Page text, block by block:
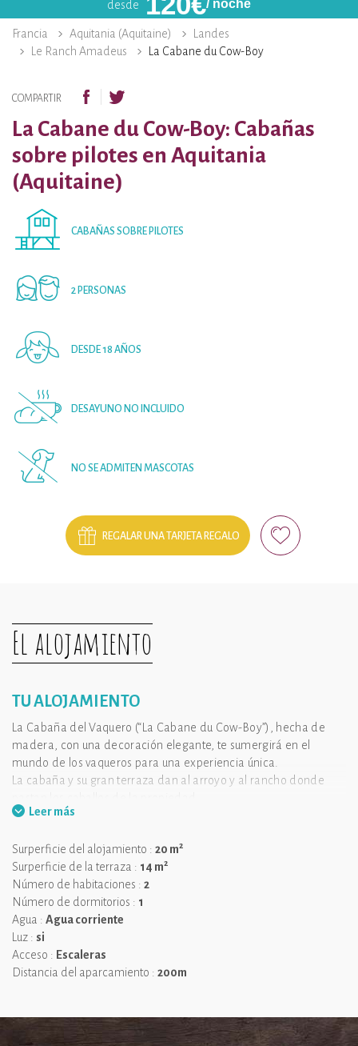
desde / noche
Francia Aquitania (Aquitaine)
Landes
Le Ranch Amadeus
La Cabane du Cow-Boy
COMPARTIR
La Cabane du Cow-Boy: Cabañas
sobre pilotes en Aquitania
(Aquitaine)
CABAÑAS SOBRE PILOTES
2 PERSONAS
DESDE 18 AÑOS
DESAYUNO NO INCLUIDO
NO SE ADMITEN MASCOTAS
REGALAR UNA TARJETA REGALO
El alojamiento
TU ALOJAMIENTO
La Cabaña del Vaquero (“La Cabane du Cow-Boy”), hecha de
madera, con una decoración elegante, te sumergirá en el
mundo de los vaqueros para una experiencia única.
La cabaña y su gran terraza dan al arroyo y al rancho donde
¡Una aventura atemporal donde todos podrán desconectarse
La cabaña tiene capacidad para 2 adultos y 2 niños (hasta 12
años) máximo.
¡el aspecto auténtico de la cabaña y su entorno!
Leer más
Surperficie del alojamiento : 20 m2
Surperficie de la terraza : 14 m2
Número de habitaciones : 2
Número de dormitorios : 1
Agua : Agua corriente
Luz : si
Acceso : Escaleras
Distancia del aparcamiento : 200m